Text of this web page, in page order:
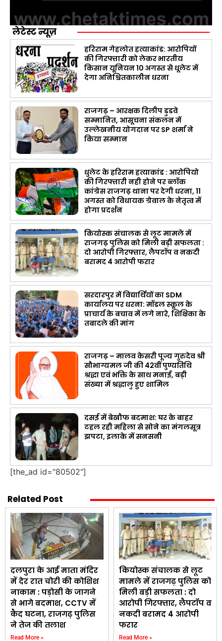
लेटेस्ट न्यूज़
हरिराम गेहलोत हत्याकांड: आरोपियों
की गिरफ्तारी को लेकर भारतीय
किसान यूनियन 10 अगस्त से धूलेट में
देगा अनिश्चितकालीन धरना
राजगढ़ – आरक्षक दिलीप डुडवे
सम्मानित, आसूचना संकलन में
उल्लेखनीय योगदान पर SP शर्मा ने
किया सम्मान
धुलेट के हरिराम हत्याकांड : आरोपियो
की गिरफ्तारी नही होने पर ब्लॉक
कांग्रेस राजगढ़ थाना पर देगी धरना, 11
अगस्त को विधायक ग्रेवाल के नेतृत्व में
होगा प्रदर्शन
कियोस्क संचालक से लूट मामले में
राजगढ़ पुलिस को मिली बड़ी सफलता :
दो आरोपी गिरफ्तार, लैपटॉप व नकदी
बरामद 4 आरोपी फरार
सरदारपुर में विद्यार्थियों का SDM
कार्यालय पर धरना: मॉडल स्कूल के
प्राचार्य के बचाव में लगे नारे, शिक्षिका के
तबादले की मांग
राजगढ़ – मालव केसरी पूज्य गुरुदेव श्री
सौभाग्यमल जी की 42वीं पुण्यतिथि
श्रद्धा एवं भक्ति के साथ मनाई, बड़ी
संख्या में श्रद्धालु हुए शामिल
दसई में बेखौफ बदमाश: घर के बाहर
टहल रही महिला से सोने का मंगलसूत्र
झपटा, इलाके में सनसनी
[the_ad id="80502"]
Related Post
दलपुरा के आई माता मंदिर
में देर रात चोरी की कोशिश
नाकाम : पड़ोसी के जागने
से भागे बदमाश, CCTV में
कैद घटना, राजगढ़ पुलिस
ने तेज की तलाश
Read More »
कियोस्क संचालक से लूट
मामले में राजगढ़ पुलिस को
मिली बड़ी सफलता : दो
आरोपी गिरफ्तार, लैपटॉप व
नकदी बरामद 4 आरोपी
फरार
Read More »